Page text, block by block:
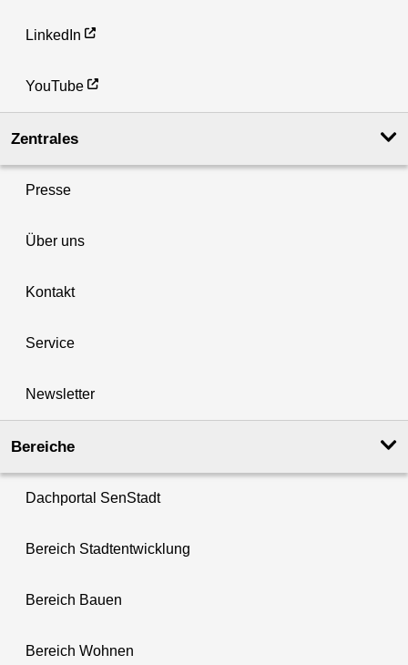
LinkedIn
YouTube
Zentrales
Presse
Über uns
Kontakt
Service
Newsletter
Bereiche
Dachportal SenStadt
Bereich Stadtentwicklung
Bereich Bauen
Bereich Wohnen